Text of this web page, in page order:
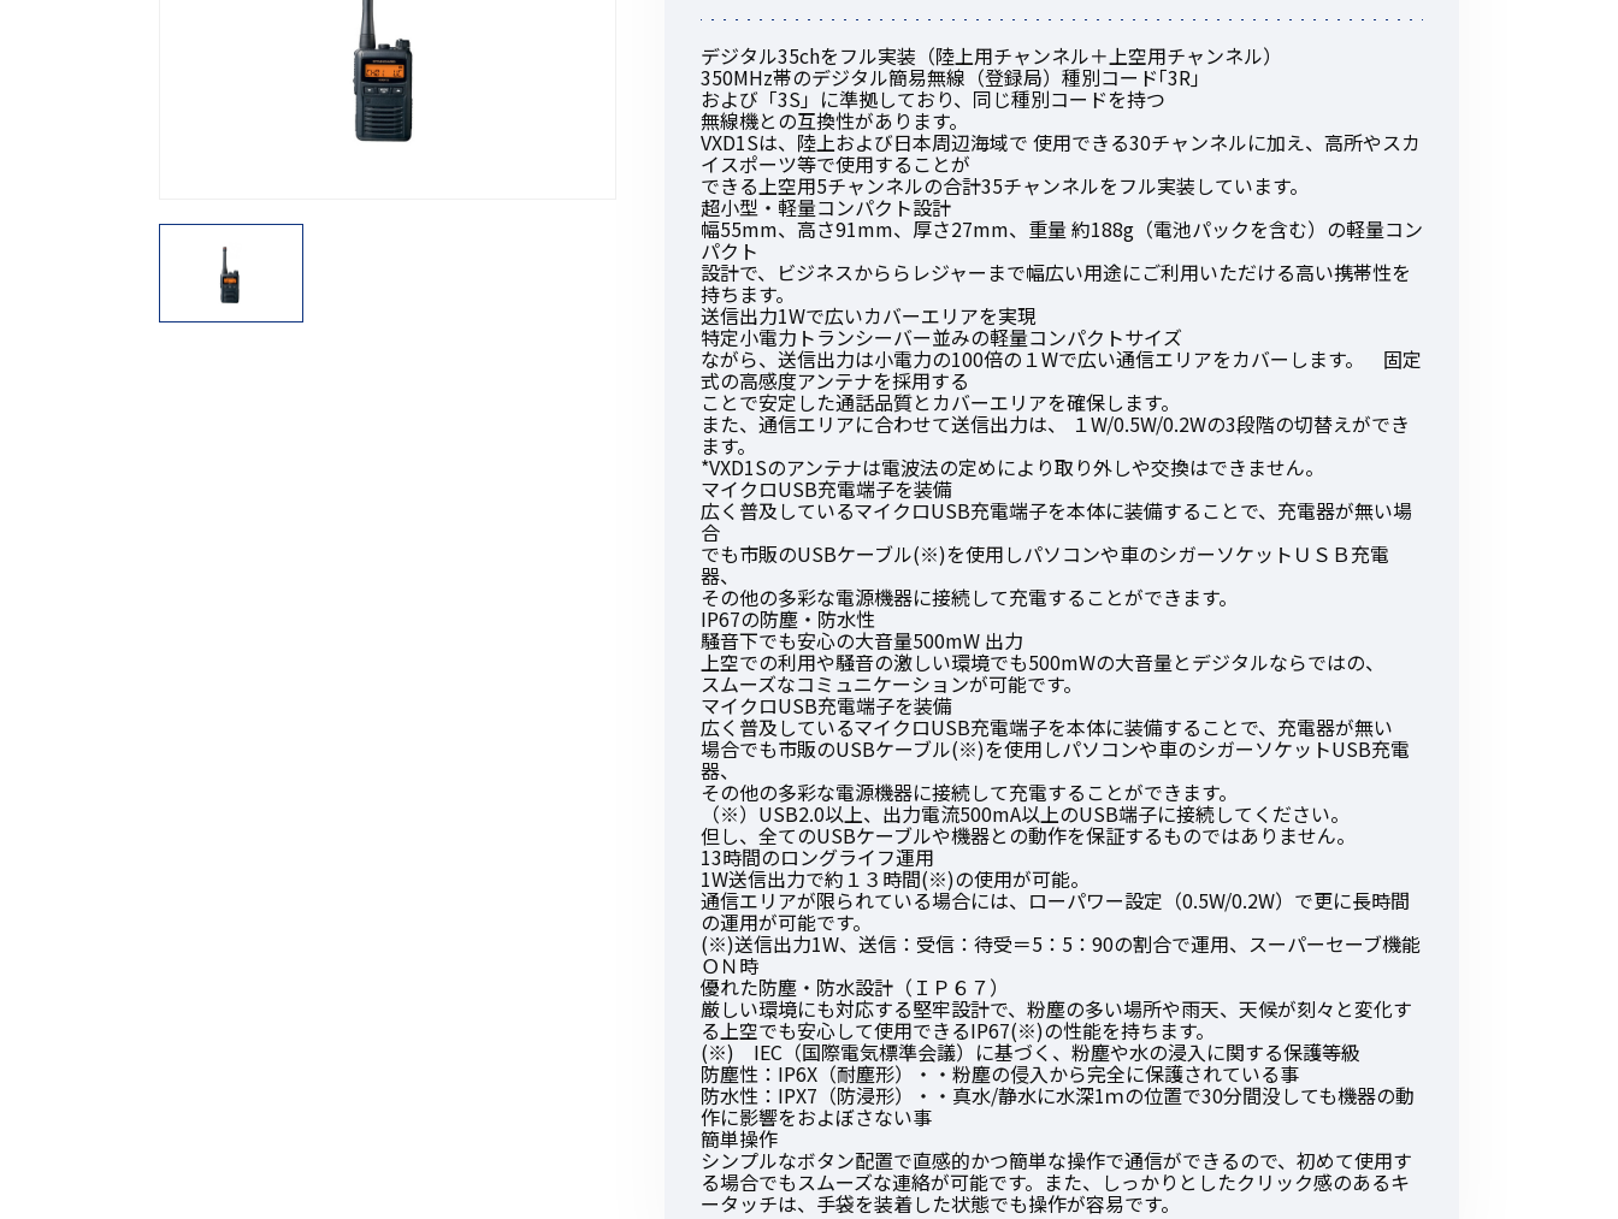
オーダーコール
化電源
その他の商品
初めてご利用の方
金額から探す 業界使用例から探す
販売商品から探す
デジタル35chをフル実装（陸上用チャンネル＋上空用チャンネル）
350MHz帯のデジタル簡易無線（登録局）種別コード｢3R｣
および「3S」に準拠しており、同じ種別コードを持つ
無線機との互換性があります。
VXD1Sは、陸上および日本周辺海域で 使用できる30チャンネルに加え、高所やスカ
イスポーツ等で使用することが
できる上空用5チャンネルの合計35チャンネルをフル実装しています。
超小型・軽量コンパクト設計
幅55mm、高さ91mm、厚さ27mm、重量 約188g（電池パックを含む）の軽量コン
パクト
設計で、ビジネスかららレジャーまで幅広い用途にご利用いただける高い携帯性を
持ちます。
送信出力1Wで広いカバーエリアを実現
特定小電力トランシーバー並みの軽量コンパクトサイズ
ながら、送信出力は小電力の100倍の１Wで広い通信エリアをカバーします。 固定
式の高感度アンテナを採用する
ことで安定した通話品質とカバーエリアを確保します。
また、通信エリアに合わせて送信出力は、 １W/0.5W/0.2Wの3段階の切替えができ
ます。
*VXD1Sのアンテナは電波法の定めにより取り外しや交換はできません。
マイクロUSB充電端子を装備
広く普及しているマイクロUSB充電端子を本体に装備することで、充電器が無い場
合
でも市販のUSBケーブル(※)を使用しパソコンや車のシガーソケットＵＳＢ充電
器、
その他の多彩な電源機器に接続して充電することができます。
IP67の防塵・防水性
騒音下でも安心の大音量500mW 出力
上空での利用や騒音の激しい環境でも500mWの大音量とデジタルならではの、
スムーズなコミュニケーションが可能です。
マイクロUSB充電端子を装備
広く普及しているマイクロUSB充電端子を本体に装備することで、充電器が無い
場合でも市販のUSBケーブル(※)を使用しパソコンや車のシガーソケットUSB充電
器、
その他の多彩な電源機器に接続して充電することができます。
（※）USB2.0以上、出力電流500mA以上のUSB端子に接続してください。
但し、全てのUSBケーブルや機器との動作を保証するものではありません。
13時間のロングライフ運用
1W送信出力で約１３時間(※)の使用が可能。
通信エリアが限られている場合には、ローパワー設定（0.5W/0.2W）で更に長時間
の運用が可能です。
(※)送信出力1W、送信：受信：待受＝5：5：90の割合で運用、スーパーセーブ機能
ＯＮ時
優れた防塵・防水設計（ＩＰ６７）
厳しい環境にも対応する堅牢設計で、粉塵の多い場所や雨天、天候が刻々と変化す
る上空でも安心して使用できるIP67(※)の性能を持ちます。
(※) IEC（国際電気標準会議）に基づく、粉塵や水の浸入に関する保護等級
防塵性：IP6X（耐塵形）・・粉塵の侵入から完全に保護されている事
防水性：IPX7（防浸形）・・真水/静水に水深1ｍの位置で30分間没しても機器の動
作に影響をおよぼさない事
簡単操作
シンプルなボタン配置で直感的かつ簡単な操作で通信ができるので、初めて使用す
る場合でもスムーズな連絡が可能です。また、しっかりとしたクリック感のあるキ
ータッチは、手袋を装着した状態でも操作が容易です。